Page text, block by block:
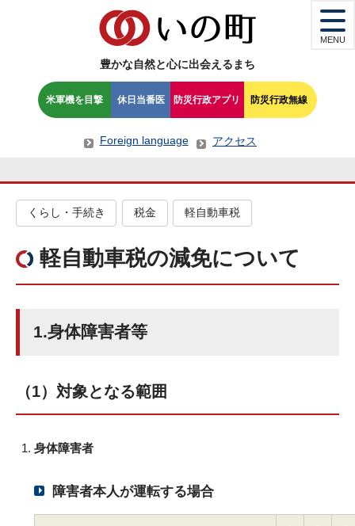
豊かな自然と心に出会えるまち
米軍機を目撃 休日当番医 防災行政アプリ 防災行政無線
Foreign language アクセス
MENU
くらし・手続き 税金 軽自動車税
軽自動車税の減免について
1.身体障害者等
（1）対象となる範囲
身体障害者
障害者本人が運転する場合